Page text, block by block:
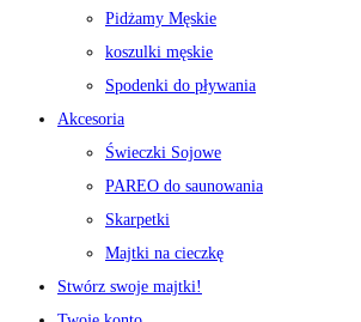
Pidżamy Męskie
koszulki męskie
Spodenki do pływania
Akcesoria
Świeczki Sojowe
PAREO do saunowania
Skarpetki
Majtki na cieczkę
Stwórz swoje majtki!